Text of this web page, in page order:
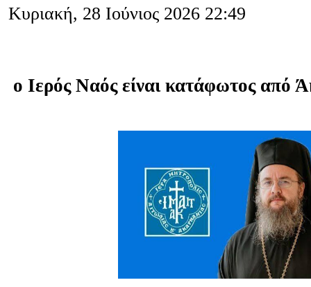
Κυριακή, 28 Ιούνιος 2026 22:49
ο Ιερός Ναός είναι κατάφωτος από